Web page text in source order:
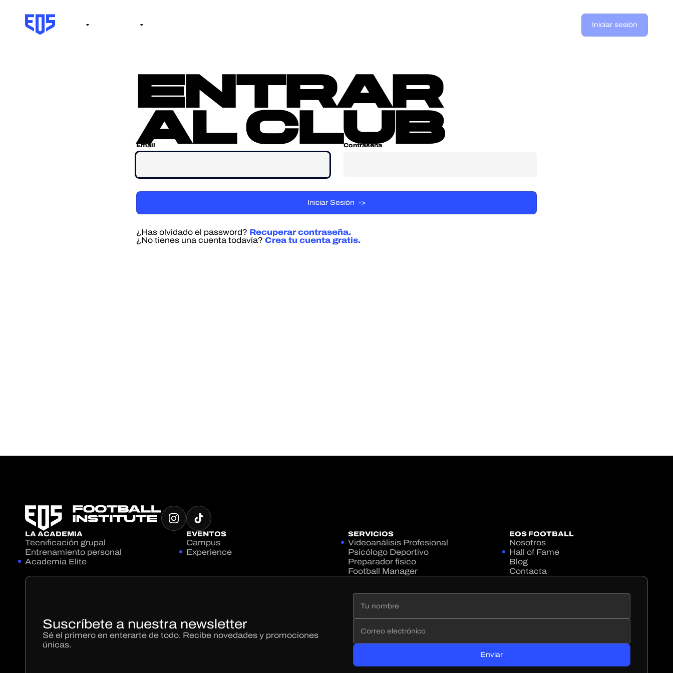
Iniciar sesión
entrar
al club
Email Contraseña
¿Has olvidado el password? Recuperar contraseña.
¿No tienes una cuenta todavía? Crea tu cuenta gratis.
LA ACADEMIA
Tecnificación grupal
Entrenamiento personal
Academia Elite
EVENTOS
Campus
Experience
SERVICIOS
Videoanálisis Profesional
Psicólogo Deportivo
Preparador físico
Football Manager
EOS FOOTBALL
Nosotros
Hall of Fame
Blog
Contacta
Suscríbete a nuestra newsletter
Sé el primero en enterarte de todo. Recibe novedades y promociones
únicas.